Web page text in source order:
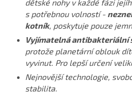
dětské nohy v každé fázi
s potřebnou volností -
kotník, poskytuje pouze
Vyjímatelná antibakteriální
protože planetární oblouk
vyvinut. Pro lepší určení
Nejnovější technologie,
stabilita.